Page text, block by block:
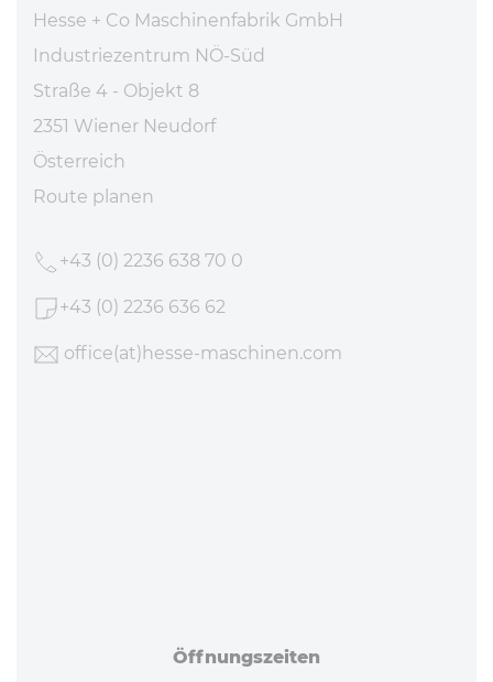
Hesse + Co Maschinenfabrik GmbH
Industriezentrum NÖ-Süd
Straße 4 - Objekt 8
2351 Wiener Neudorf
Österreich
Route planen
+43 (0) 2236 638 70 0
+43 (0) 2236 636 62
office(at)hesse-maschinen.com
Öff­nungs­zei­ten